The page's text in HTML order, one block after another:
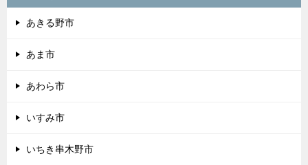
あきる野市
あま市
あわら市
いすみ市
いちき串木野市